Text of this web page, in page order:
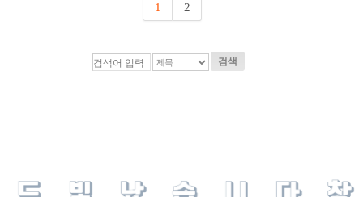
1 2
검색